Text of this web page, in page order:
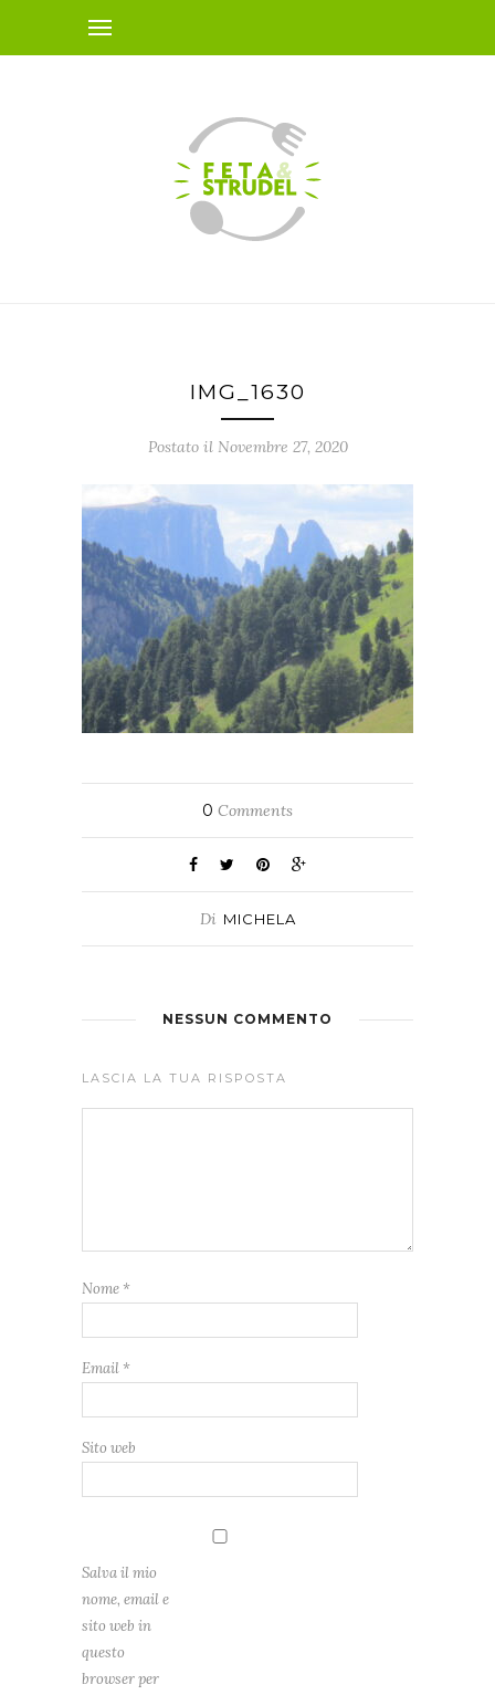
IMG_1630
Postato il Novembre 27, 2020
0 Comments
Di MICHELA
NESSUN COMMENTO
LASCIA LA TUA RISPOSTA
Nome *
Email *
Sito web
Salva il mio
nome, email e
sito web in
questo
browser per